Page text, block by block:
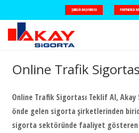
ŞUBELIK BAŞVURUSU PARTNERLIK
Online Trafik
Online Trafik Sigortası Teklif Al, Akay
önde gelen sigorta şirketlerinden
sigorta sektöründe faaliyet